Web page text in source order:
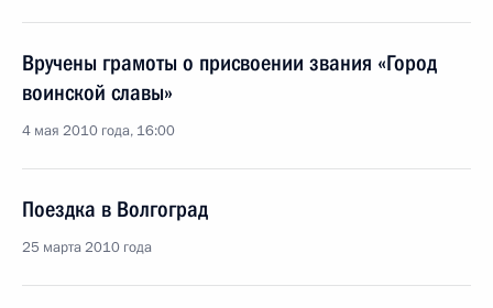
Вручены грамоты о присвоении звания «Город
воинской славы»
4 мая 2010 года, 16:00
Поездка в Волгоград
25 марта 2010 года